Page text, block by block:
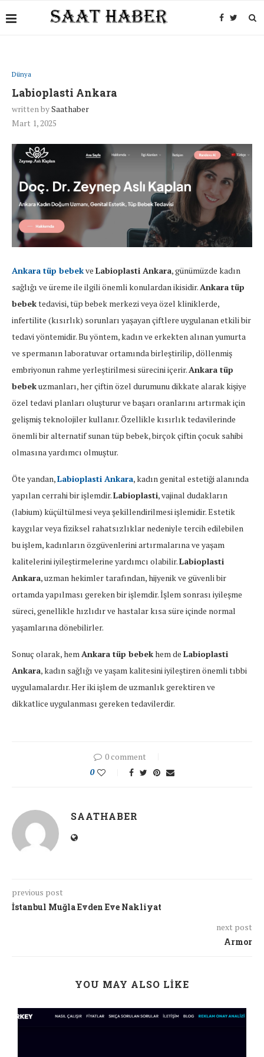
Dünya
Labioplasti Ankara
written bySaathaber
Mart 1, 2025
Ankara tüp bebekve Labioplasti Ankara, günümüzde kadın
sağlığı ve üreme ile ilgili önemli konulardan ikisidir. Ankara tüp
bebektedavisi, tüp bebek merkezi veya özel kliniklerde,
infertilite (kısırlık) sorunları yaşayan çiftlere uygulanan etkili bir
tedavi yöntemidir. Bu yöntem, kadın ve erkekten alınan yumurta
ve spermanın laboratuvar ortamında birleştirilip, döllenmiş
embriyonun rahme yerleştirilmesi sürecini içerir. Ankara tüp
bebekuzmanları, her çiftin özel durumunu dikkate alarak kişiye
özel tedavi planları oluşturur ve başarı oranlarını artırmak için
gelişmiş teknolojiler kullanır. Özellikle kısırlık tedavilerinde
önemli bir alternatif sunan tüp bebek, birçok çiftin çocuk sahibi
olmasına yardımcı olmuştur.
Öte yandan,Labioplasti Ankara, kadın genital estetiği alanında
yapılan cerrahi bir işlemdir.Labioplasti, vajinal dudakların
(labium) küçültülmesi veya şekillendirilmesi işlemidir. Estetik
kaygılar veya fiziksel rahatsızlıklar nedeniyle tercih edilebilen
bu işlem, kadınların özgüvenlerini artırmalarına ve yaşam
kalitelerini iyileştirmelerine yardımcı olabilir.Labioplasti
Ankara, uzman hekimler tarafından, hijyenik ve güvenli bir
ortamda yapılması gereken bir işlemdir. İşlem sonrası iyileşme
süreci, genellikle hızlıdır ve hastalar kısa süre içinde normal
yaşamlarına dönebilirler.
Sonuç olarak, hem Ankara tüp bebekhem de Labioplasti
Ankara, kadın sağlığı ve yaşam kalitesini iyileştiren önemli tıbbi
uygulamalardır. Her iki işlem de uzmanlık gerektiren ve
dikkatlice uygulanması gereken tedavilerdir.
0 comment
0
SAATHABER
previous post
İstanbul Muğla Evden Eve Nakliyat
next post
Armor
YOU MAY ALSO LIKE